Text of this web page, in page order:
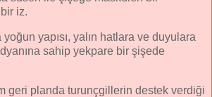
iz.
yapısı, yalın hatlara ve duyulara
sahip yekpare bir şişede
geri planda turunçgillerin destek verdiği